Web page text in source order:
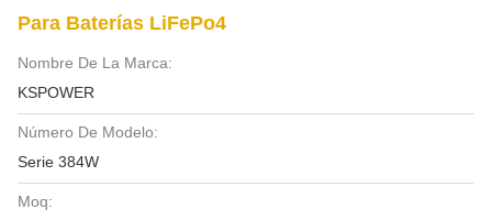
Para Baterías LiFePo4
Nombre De La Marca:
KSPOWER
Número De Modelo:
Serie 384W
Moq: